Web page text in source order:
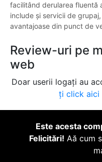
facilitând derularea fluentă
include și servicii de
avantajoase din punct de
Review-uri pe
web
Doar userii logați au
ți click aici
Este acesta
Felicitări! Aă cum